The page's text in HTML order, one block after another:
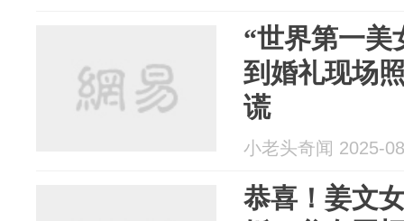
“世界第一美
到婚礼现场
谎
小老头奇闻 2025-
恭喜！姜文